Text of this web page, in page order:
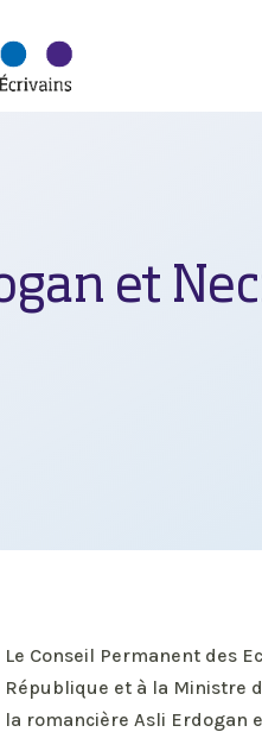
et
Le Conseil Permanent des
République et à la Ministre
la romancière Asli Erdogan